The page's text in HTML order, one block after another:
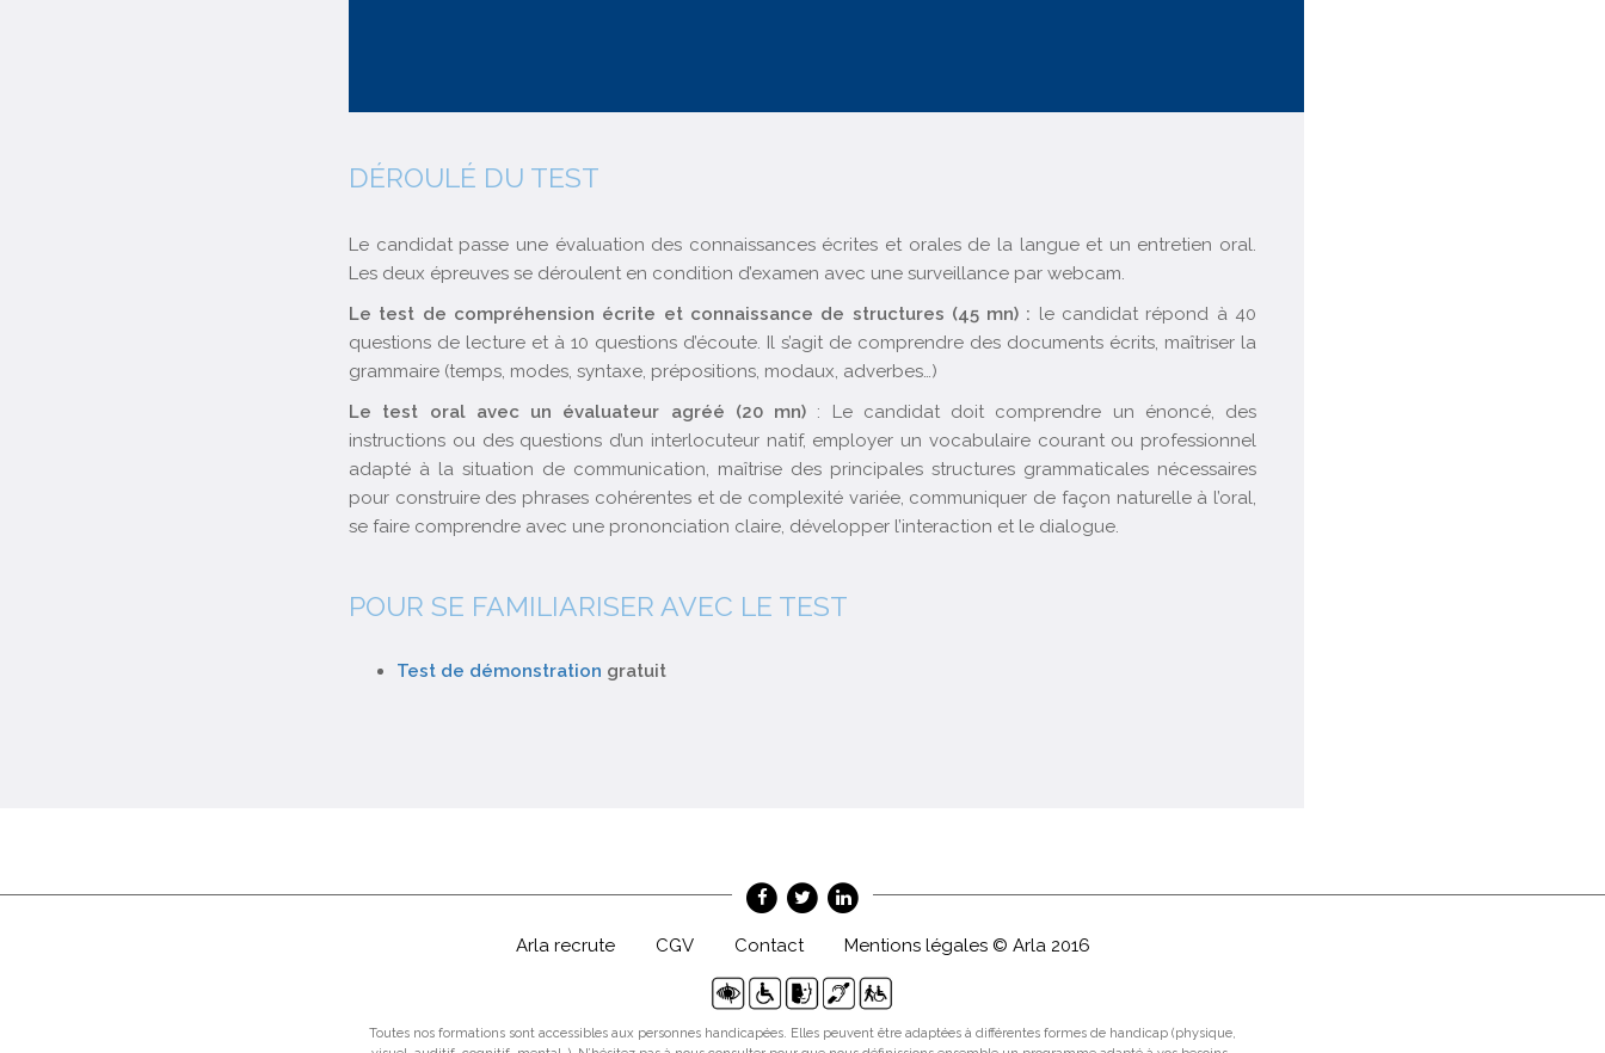
DÉROULÉ DU TEST
Le candidat passe une évaluation des connaissances écrites et orales de la langue et un entretien oral.
Les deux épreuves se déroulent en condition d’examen avec une surveillance par webcam.
Le test de compréhension écrite et connaissance de structures (45 mn) : le candidat répond à 40
questions de lecture et à 10 questions d’écoute. Il s’agit de comprendre des documents écrits, maîtriser la
grammaire (temps, modes, syntaxe, prépositions, modaux, adverbes…)
Le test oral avec un évaluateur agréé (20 mn) : Le candidat doit comprendre un énoncé, des
instructions ou des questions d’un interlocuteur natif, employer un vocabulaire courant ou professionnel
adapté à la situation de communication, maîtrise des principales structures grammaticales nécessaires
pour construire des phrases cohérentes et de complexité variée, communiquer de façon naturelle à l’oral,
se faire comprendre avec une prononciation claire, développer l’interaction et le dialogue.
POUR SE FAMILIARISER AVEC LE TEST
Test de démonstration gratuit
Arla recrute CGV Contact Mentions légales © Arla 2016
Toutes nos formations sont accessibles aux personnes handicapées. Elles peuvent être adaptées à différentes formes de handicap (physique,